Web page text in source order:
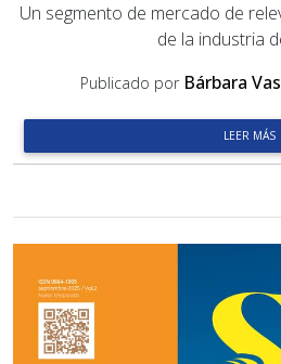
Un segmento de mercado de
de la industria
Publicado por Bárbara
LEER MÁS